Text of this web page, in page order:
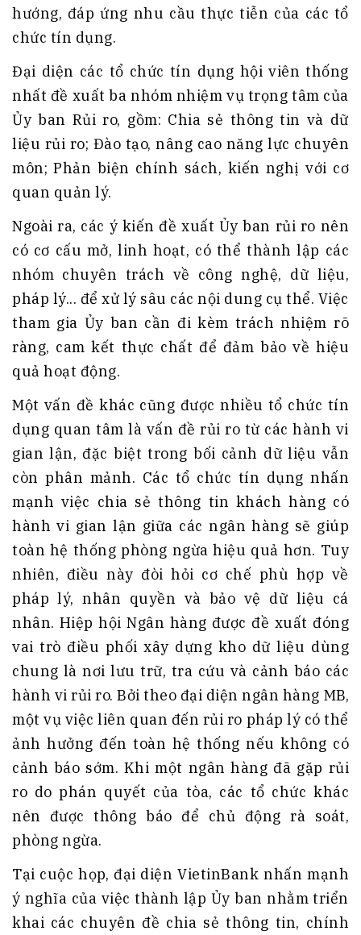
hướng, đáp ứng nhu cầu thực tiễn của các tổ
chức tín dụng.
Đại diện các tổ chức tín dụng hội viên thống
nhất đề xuất ba nhóm nhiệm vụ trọng tâm của
Ủy ban Rủi ro, gồm: Chia sẻ thông tin và dữ
liệu rủi ro; Đào tạo, nâng cao năng lực chuyên
môn; Phản biện chính sách, kiến nghị với cơ
quan quản lý.
Ngoài ra, các ý kiến đề xuất Ủy ban rủi ro nên
có cơ cấu mở, linh hoạt, có thể thành lập các
nhóm chuyên trách về công nghệ, dữ liệu,
pháp lý... để xử lý sâu các nội dung cụ thể. Việc
tham gia Ủy ban cần đi kèm trách nhiệm rõ
ràng, cam kết thực chất để đảm bảo về hiệu
quả hoạt động.
Một vấn đề khác cũng được nhiều tổ chức tín
dụng quan tâm là vấn đề rủi ro từ các hành vi
gian lận, đặc biệt trong bối cảnh dữ liệu vẫn
còn phân mảnh. Các tổ chức tín dụng nhấn
mạnh việc chia sẻ thông tin khách hàng có
hành vi gian lận giữa các ngân hàng sẽ giúp
toàn hệ thống phòng ngừa hiệu quả hơn. Tuy
nhiên, điều này đòi hỏi cơ chế phù hợp về
pháp lý, nhân quyền và bảo vệ dữ liệu cá
nhân. Hiệp hội Ngân hàng được đề xuất đóng
vai trò điều phối xây dựng kho dữ liệu dùng
chung là nơi lưu trữ, tra cứu và cảnh báo các
hành vi rủi ro. Bởi theo đại diện ngân hàng MB,
một vụ việc liên quan đến rủi ro pháp lý có thể
ảnh hưởng đến toàn hệ thống nếu không có
cảnh báo sớm. Khi một ngân hàng đã gặp rủi
ro do phán quyết của tòa, các tổ chức khác
nên được thông báo để chủ động rà soát,
phòng ngừa.
Tại cuộc họp, đại diện VietinBank nhấn mạnh
ý nghĩa của việc thành lập Ủy ban nhằm triển
khai các chuyên đề chia sẻ thông tin, chính